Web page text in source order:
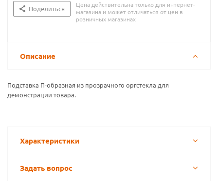
Поделиться
Цена действительна только для интернет-
магазина и может отличаться от цен в
розничных магазинах
Описание
Подставка П-образная из прозрачного оргстекла для
демонстрации товара.
Характеристики
Задать вопрос